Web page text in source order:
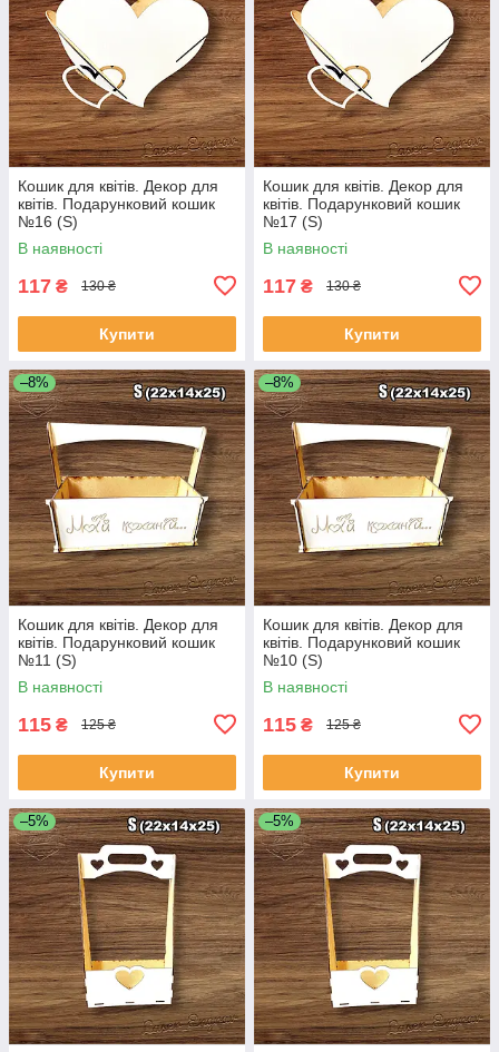
Кошик для квітів. Декор для
квітів. Подарунковий кошик
№16 (S)
В наявності
117 ₴ 130 ₴
Купити
Кошик для квітів. Декор для
квітів. Подарунковий кошик
№17 (S)
В наявності
117 ₴ 130 ₴
Купити
–8%
Кошик для квітів. Декор для
квітів. Подарунковий кошик
№11 (S)
В наявності
115 ₴ 125 ₴
Купити
–8%
Кошик для квітів. Декор для
квітів. Подарунковий кошик
№10 (S)
В наявності
115 ₴ 125 ₴
Купити
–5% –5%